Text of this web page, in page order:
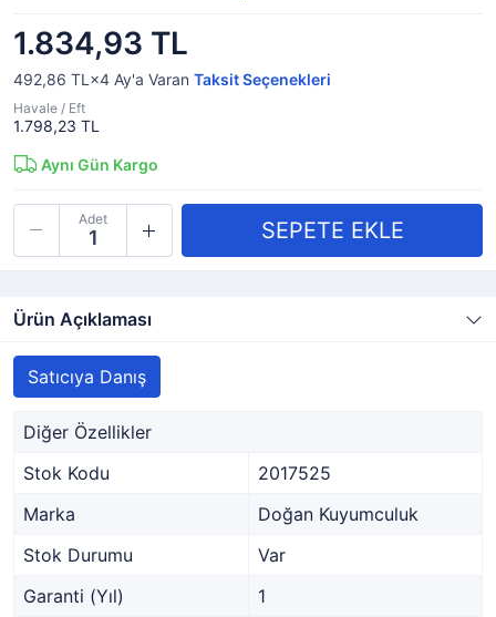
1.834,93 TL
492,86 TL×4 Ay'a Varan Taksit Seçenekleri
Havale / Eft
1.798,23 TL
Aynı Gün Kargo
Adet
Ürün Açıklaması
Satıcıya Danış
Diğer Özellikler
Stok Kodu
2017525
Marka
Doğan Kuyumculuk
Stok Durumu
Var
Garanti (Yıl)
1